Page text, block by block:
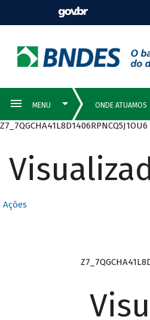
Z7_7QGCHA41L8D1406RPNCQ5J1OU6
Ações